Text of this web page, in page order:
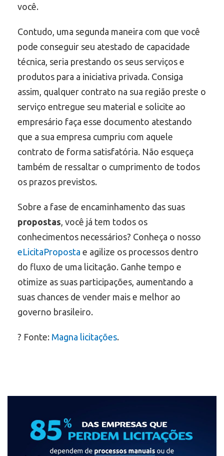
você.
Contudo, uma segunda maneira com que você
pode conseguir seu atestado de capacidade
técnica, seria prestando os seus serviços e
produtos para a iniciativa privada. Consiga
assim, qualquer contrato na sua região preste o
serviço entregue seu material e solicite ao
empresário faça esse documento atestando
que a sua empresa cumpriu com aquele
contrato de forma satisfatória. Não esqueça
também de ressaltar o cumprimento de todos
os prazos previstos.
Sobre a fase de encaminhamento das suas
propostas , você já tem todos os
conhecimentos necessários? Conheça o nosso
eLicitaProposta e agilize os processos dentro
do fluxo de uma licitação. Ganhe tempo e
otimize as suas participações, aumentando a
suas chances de vender mais e melhor ao
governo brasileiro.
? Fonte: Magna licitações.